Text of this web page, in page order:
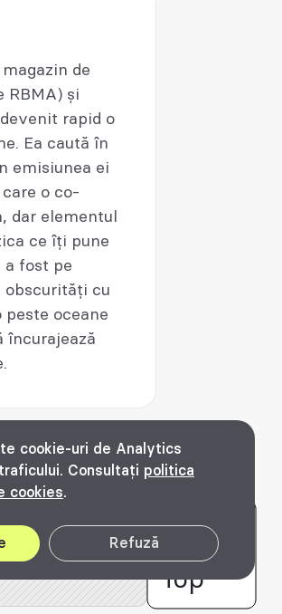
de
RBMA) și
rapid o
Ea caută în
emisiunea ei
o co-
dar elementul
ce îți pune
a fost pe
obscurități cu
oceane
încurajează
cookie-uri de Analytics
Consultați politica
cookies.
Refuză
reserved.
Top